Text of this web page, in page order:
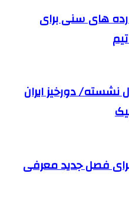
رده های سنی برای
نشسته/ دورخیز ایران
برای فصل جدید معرفی